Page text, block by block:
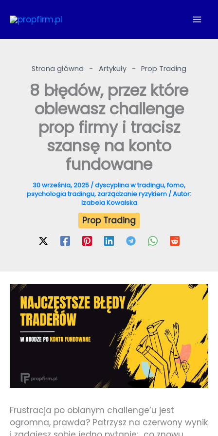
do
Strona główna - Artykuły - Prop Trading
8 błędów, przez które
oblewasz challenge
prop firmy i tracisz
szansę na konto
fundowane
30 września, 2025 /dyscyplina w tradingu,fomo,
psychologia tradingu, zarządzanie ryzykiem / Autor:
Izabela Kowalska
Prop Trading
Frustracja po oblanym challenge’u jest
ogromna, prawda? Patrzysz na czerwony wynik